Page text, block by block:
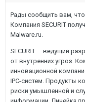
Рады сообщить вам,
Компания SECURIT
Malware.ru.
SECURIT — ведущий
от внутренних угроз.
инновационной
IPC-систем. Продукты
риски умышленной и